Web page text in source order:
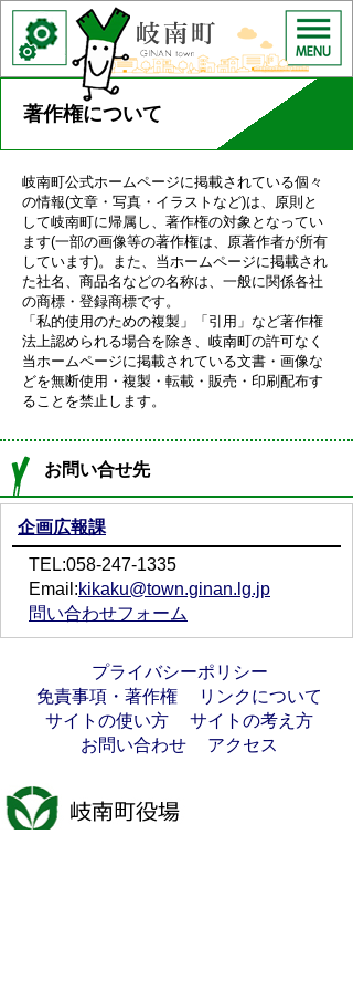
著作権について
岐南町公式ホームページに掲載されている個々
の情報(文章・写真・イラストなど)は、原則と
して岐南町に帰属し、著作権の対象となってい
ます(一部の画像等の著作権は、原著作者が所有
しています)。また、当ホームページに掲載され
た社名、商品名などの名称は、一般に関係各社
の商標・登録商標です。
「私的使用のための複製」「引用」など著作権
法上認められる場合を除き、岐南町の許可なく
当ホームページに掲載されている文書・画像な
どを無断使用・複製・転載・販売・印刷配布す
ることを禁止します。
お問い合せ先
企画広報課
TEL:058-247-1335
Email:kikaku@town.ginan.lg.jp
問い合わせフォーム
プライバシーポリシー
免責事項・著作権
リンクについて
サイトの使い方
サイトの考え方
お問い合わせ
アクセス